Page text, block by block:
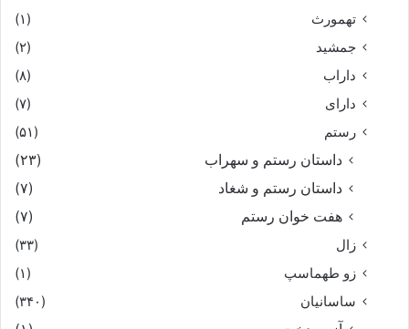
تهمورث
(۱)
جمشید
(۲)
داراب
(۸)
دارای
(۷)
رستم
(۵۱)
داستان رستم و سهراب
(۲۳)
داستان رستم و شغاد
(۷)
هفت خوان رستم‏
(۷)
زال
(۳۳)
زو طهماسپ‏
(۱)
ساسانیان
(۳۴۰)